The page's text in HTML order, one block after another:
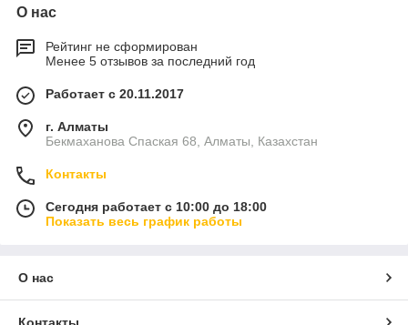
О нас
Рейтинг не сформирован
Менее 5 отзывов за последний год
Работает с 20.11.2017
г. Алматы
Бекмаханова Спаская 68, Алматы, Казахстан
Контакты
Сегодня работает с 10:00 до 18:00
Показать весь график работы
О нас